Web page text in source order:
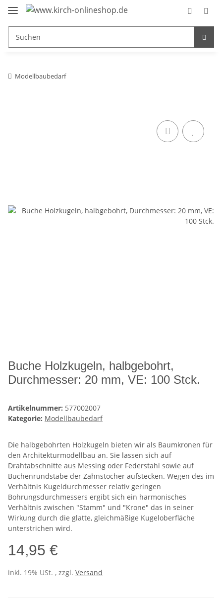
Modellbaubedarf
Buche Holzkugeln, halbgebohrt,
Durchmesser: 20 mm, VE: 100 Stck.
Artikelnummer: 577002007
Kategorie: Modellbaubedarf
Die halbgebohrten Holzkugeln bieten wir als Baumkronen für
den Architekturmodellbau an. Sie lassen sich auf
Drahtabschnitte aus Messing oder Federstahl sowie auf
Buchenrundstäbe der Zahnstocher aufstecken. Wegen des im
Verhältnis Kugeldurchmesser relativ geringen
Bohrungsdurchmessers ergibt sich ein harmonisches
Verhältnis zwischen "Stamm" und "Krone" das in seiner
Wirkung durch die glatte, gleichmäßige Kugeloberfläche
unterstrichen wird.
14,95 €
inkl. 19% USt. , zzgl. Versand